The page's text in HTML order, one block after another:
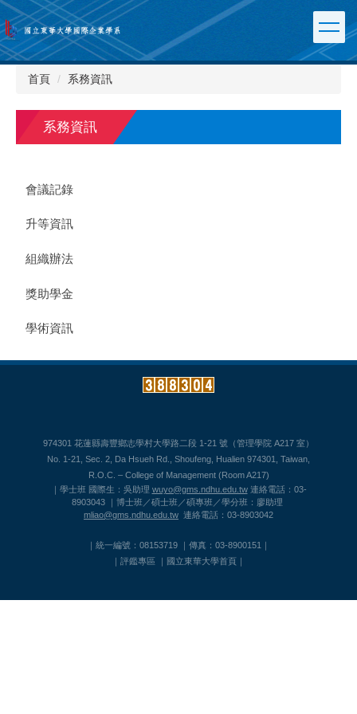
跳
到
主
要
區
首頁 系務資訊
系務資訊
會議記錄
升等資訊
組織辦法
獎助學金
學術資訊
974301 花蓮縣壽豐鄉志學村大學路二段 1-21 號（管理學院 A217 室）
No. 1-21, Sec. 2, Da Hsueh Rd., Shoufeng, Hualien 974301, Taiwan,
R.O.C. – College of Management (Room A217)
｜學士班 國際生：吳助理 wuyo@gms.ndhu.edu.tw連絡電話：03-
8903043 ｜博士班／碩士班／碩專班／學分班：廖助理
mliao@gms.ndhu.edu.tw 連絡電話：03-8903042
｜統一編號：08153719 ｜傳真：03-8900151｜
｜ 評鑑專區 ｜ 國立東華大學首頁 ｜